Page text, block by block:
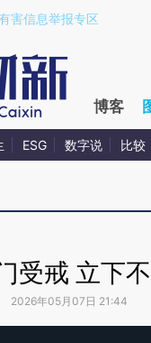
害信息举报专区
博客
ESG 数字说 比较
受戒 立下
2026年05月07日 21:44